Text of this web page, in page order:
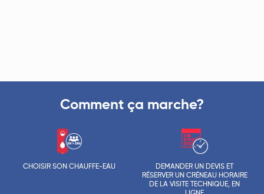
Comment ça marche?
CHOISIR SON CHAUFFE-EAU
DEMANDER UN DEVIS ET
RÉSERVER UN CRÉNEAU HORAIRE
DE LA VISITE TECHNIQUE, EN